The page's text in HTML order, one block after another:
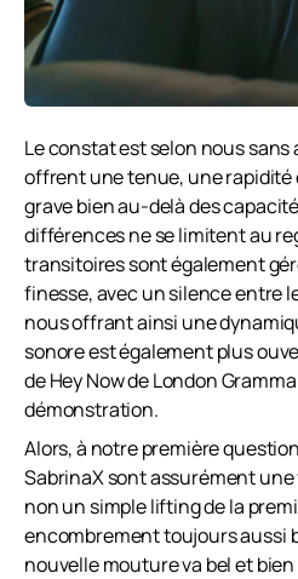
Le constat est selon nous sans
offrent une tenue, une rapidité
grave bien au-delà des
différences ne se limitent au
transitoires sont également
finesse, avec un silence entre
nous offrant ainsi une
sonore est également plus
de Hey Now de London
démonstration.
Alors, à notre première
SabrinaX sont assurément
non un simple lifting de la
encombrement toujours aussi
nouvelle mouture va bel et